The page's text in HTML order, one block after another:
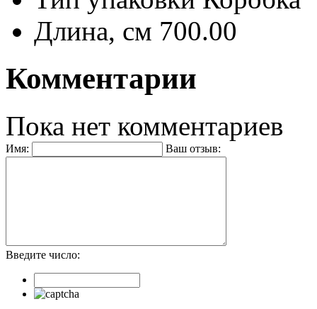
Длина, см 700.00
Комментарии
Пока нет комментариев
Имя: Ваш отзыв:
Введите число: